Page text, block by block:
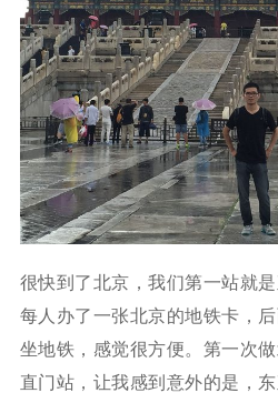
很快到了北京，我们第一站就
每人办了一张北京的地铁卡，
坐地铁，感觉很方便。第一次
直门站，让我感到意外的是，